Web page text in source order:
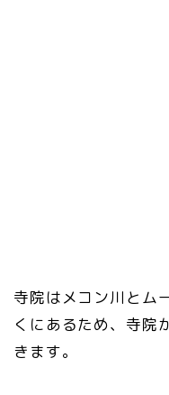
寺院はメコン川とム
くにあるため、寺院
きます。